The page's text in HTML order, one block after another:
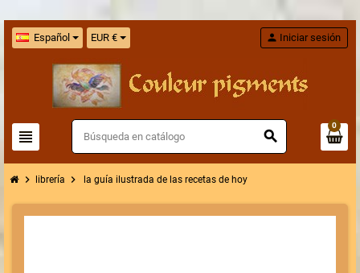
Español EUR €
view_headline search
person Iniciar sesión
0
chevron_right librería chevron_right la guía ilustrada de las recetas de hoy